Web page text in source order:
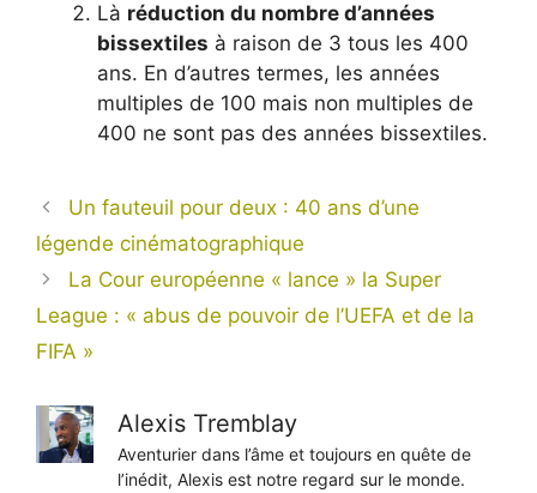
Là réduction du nombre d’années
bissextiles à raison de 3 tous les 400
ans. En d’autres termes, les années
multiples de 100 mais non multiples de
400 ne sont pas des années bissextiles.
Un fauteuil pour deux : 40 ans d’une
légende cinématographique
La Cour européenne « lance » la Super
League : « abus de pouvoir de l’UEFA et de la
FIFA »
Alexis Tremblay
Aventurier dans l’âme et toujours en quête de
l’inédit, Alexis est notre regard sur le monde.